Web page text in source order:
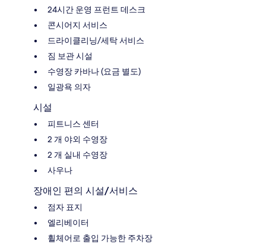
24시간 운영 프런트 데스크
콘시어지 서비스
드라이클리닝/세탁 서비스
짐 보관 시설
수영장 카바나 (요금 별도)
일광욕 의자
시설
피트니스 센터
2 개 야외 수영장
2 개 실내 수영장
사우나
장애인 편의 시설/서비스
점자 표지
엘리베이터
휠체어로 출입 가능한 주차장